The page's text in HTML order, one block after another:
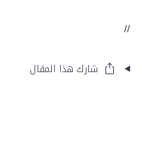
//
شارك هذا المقال